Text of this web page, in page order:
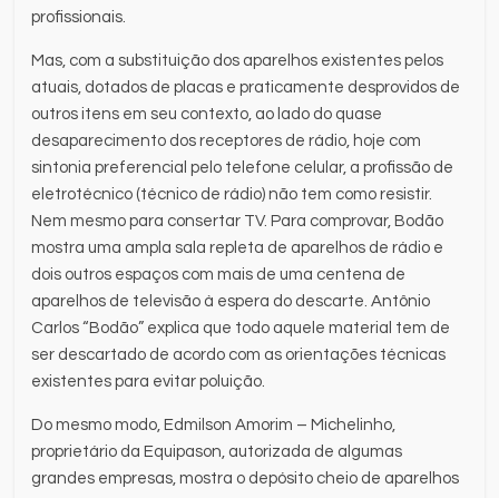
profissionais.
Mas, com a substituição dos aparelhos existentes pelos
atuais, dotados de placas e praticamente desprovidos de
outros itens em seu contexto, ao lado do quase
desaparecimento dos receptores de rádio, hoje com
sintonia preferencial pelo telefone celular, a profissão de
eletrotécnico (técnico de rádio) não tem como resistir.
Nem mesmo para consertar TV. Para comprovar, Bodão
mostra uma ampla sala repleta de aparelhos de rádio e
dois outros espaços com mais de uma centena de
aparelhos de televisão à espera do descarte. Antônio
Carlos “Bodão” explica que todo aquele material tem de
ser descartado de acordo com as orientações técnicas
existentes para evitar poluição.
Do mesmo modo, Edmilson Amorim – Michelinho,
proprietário da Equipason, autorizada de algumas
grandes empresas, mostra o depósito cheio de aparelhos